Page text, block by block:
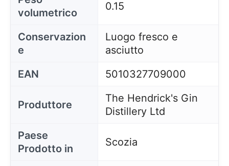
volumetrico
0.15
Conservazion
e
Luogo fresco e
asciutto
EAN
5010327709000
Produttore
The Hendrick's Gin
Distillery Ltd
Paese
Prodotto in
Scozia